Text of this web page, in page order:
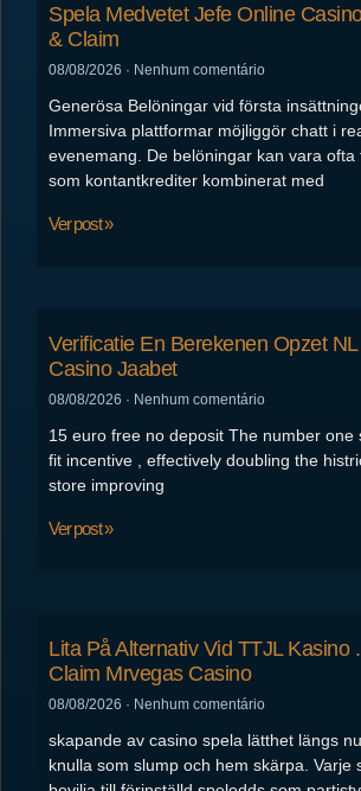
Spela Medvetet Jefe Online
& Claim
08/08/2026 Nenhum comentário
Generösa Belöningar vid första
Immersiva plattformar möjliggör chatt i
evenemang. De belöningar kan vara ofta
som kontantkrediter kombinerat med
Ver post »
Verificatie En Berekenen Opzet
Casino Jaabet
08/08/2026 Nenhum comentário
15 euro free no deposit The number one
fit incentive , effectively doubling the
store improving
Ver post »
Lita På Alternativ Vid TTJL Kasino
Claim Mrvegas Casino
08/08/2026 Nenhum comentário
skapande av casino spela lätthet längs
knulla som slump och hem skärpa. Varje